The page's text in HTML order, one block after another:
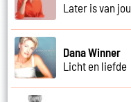
Later is van jou
Dana Winner
Licht en liefde